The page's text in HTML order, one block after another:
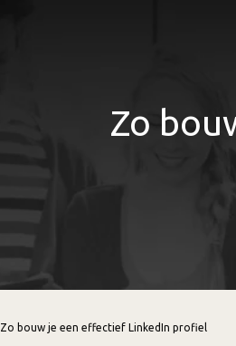
Zo
Zo bouw je een effectief LinkedIn profiel